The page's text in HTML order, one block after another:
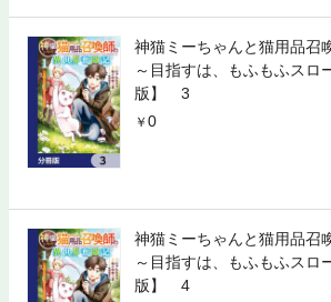
神猫ミーちゃんと猫用品召
～目指すは、もふもふスロ
版】 3
0
神猫ミーちゃんと猫用品召
～目指すは、もふもふスロ
版】 4